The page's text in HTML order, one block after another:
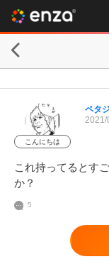
こんにちは
ペタ
2021/
これ持ってるとす
か？
5